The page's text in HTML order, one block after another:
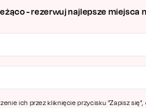
- rezerwuj najlepsze miejsca
ich przez kliknięcie przycisku "Zapisz